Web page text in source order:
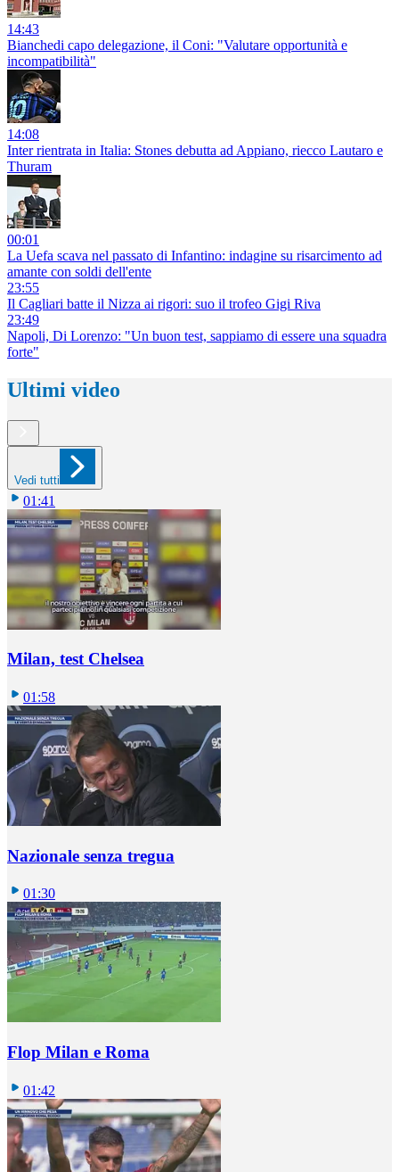
14:43
Bianchedi capo delegazione, il Coni: "Valutare opportunità e
incompatibilità"
14:08
Inter rientrata in Italia: Stones debutta ad Appiano, riecco Lautaro e
Thuram
00:01
La Uefa scava nel passato di Infantino: indagine su risarcimento ad
amante con soldi dell'ente
23:55
Il Cagliari batte il Nizza ai rigori: suo il trofeo Gigi Riva
23:49
Napoli, Di Lorenzo: "Un buon test, sappiamo di essere una squadra
forte"
Ultimi video
Vedi tutti
01:41
Milan, test Chelsea
01:58
Nazionale senza tregua
01:30
Flop Milan e Roma
01:42